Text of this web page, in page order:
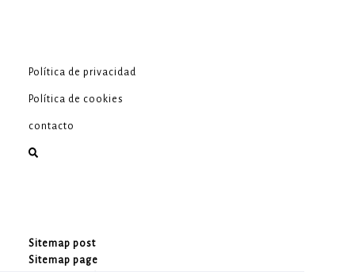
Política de privacidad
Política de cookies
contacto
Sitemap post
Sitemap page